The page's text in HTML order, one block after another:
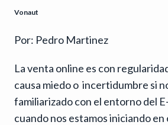
Vonaut
Por: Pedro Martinez
La venta online es con
causa miedo o incertidumbre si
familiarizado con el entorno del
cuando nos estamos iniciando